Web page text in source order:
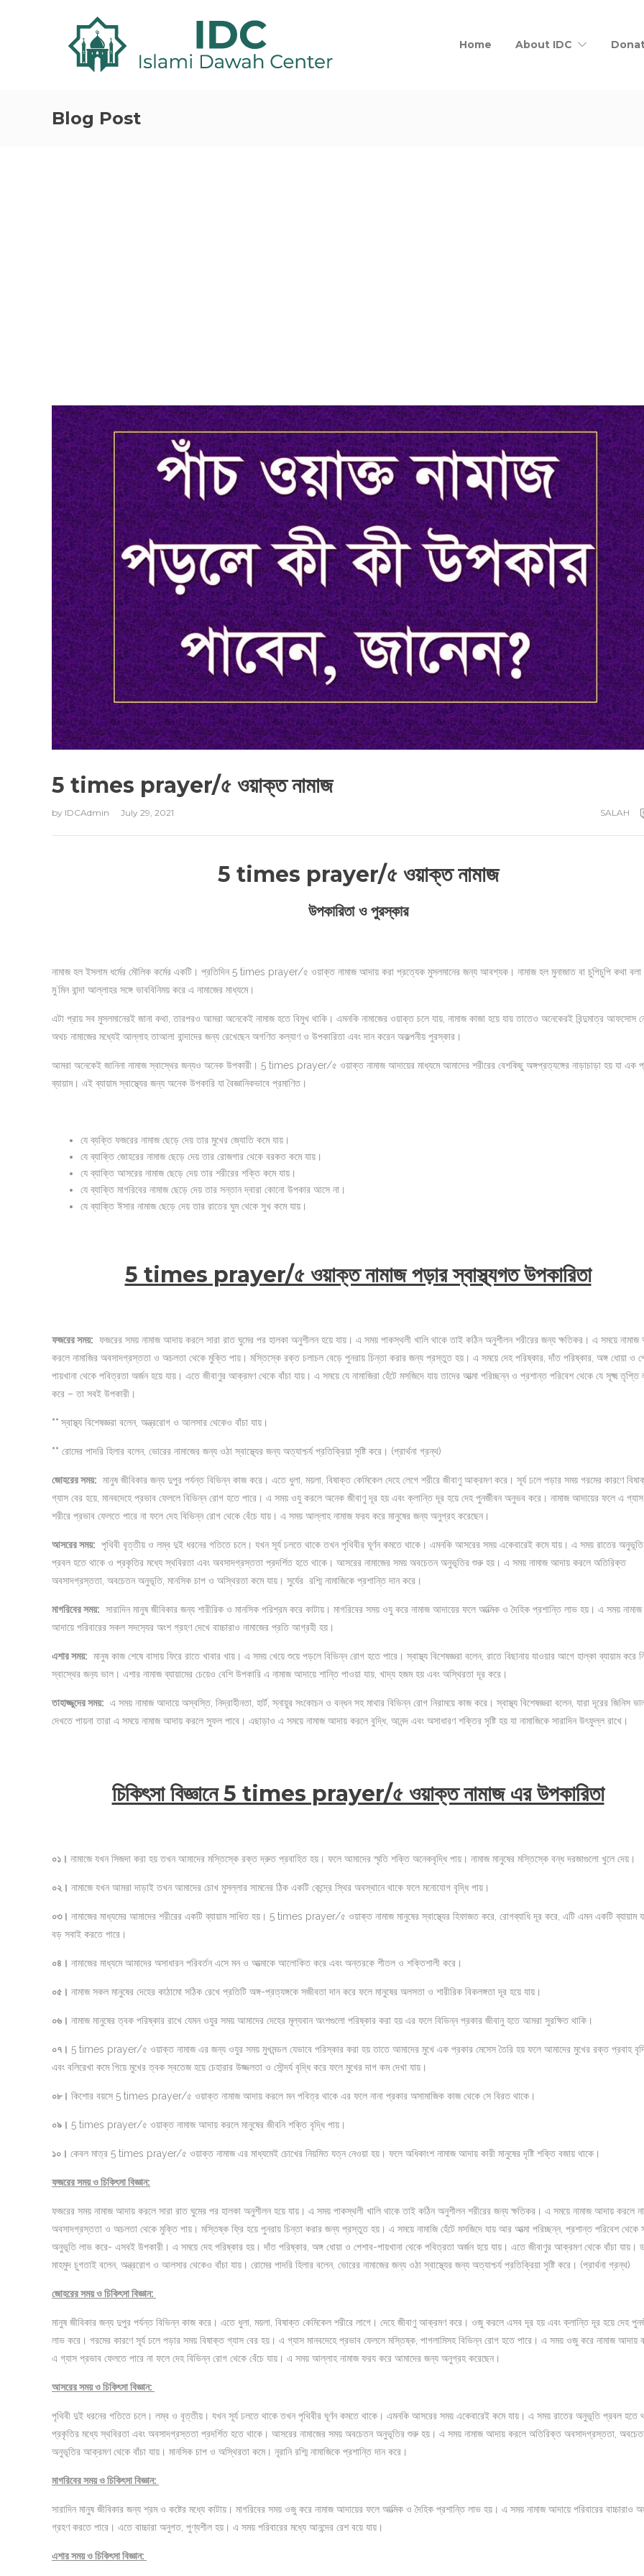
Home About IDC
Blog Post
5 times prayer/৫ ওয়াক্ত নামাজ
by IDCAdmin July 29, 2021 SALAH
5 times prayer/৫ ওয়াক্ত নামাজ
উপকারিতা ও পুরস্কার
নামাজ হল ইসলাম ধর্মের মৌলিক কর্মের একটি। প্রতিদিন 5 times prayer/৫ ওয়াক্ত নামাজ আদায় করা প্রত্যেক মুসলমানের জন্য আবশ্যক। নামাজ হল মুনাজাত বা চুপিচুপি কথা
মু`মিন বান্দা আল্লাহর সঙ্গে ভাববিনিময় করে এ নামাজের মাধ্যমে।
এটা প্রায় সব মুসলমানেরই জানা কথা, তারপরও আমরা অনেকেই নামাজ হতে বিমুখ থাকি। এমনকি নামাজের ওয়াক্ত চলে যায়, নামাজ কাজা হয়ে যায় তাতেও অনেকেরই বিন্দুমাত্র আফসোস
অথচ নামাজের মধ্যেই আল্লাহ তাআলা বান্দাদের জন্য রেখেছেন অগণিত কল্যাণ ও উপকারিতা এবং দান করেন অকল্পনীয় পুরস্কার।
আমরা অনেকেই জানিনা নামাজ স্বাস্থের জন্যও অনেক উপকারী। 5 times prayer/৫ ওয়াক্ত নামাজ আদায়ের মাধ্যমে আমাদের শরীরের বেশকিছু অঙ্গপ্রত্যঙ্গের নাড়াচাড়া হয় যা এক
ব্যায়াম। এই ব্যায়াম স্বাস্থ্যের জন্য অনেক উপকারি যা বৈজ্ঞানিকভাবে প্রমাণিত।
যে ব্যক্তি ফজরের নামাজ ছেড়ে দেয় তার মুখের জ্যোতি কমে যায়।
যে ব্যাক্তি জোহরের নামাজ ছেড়ে দেয় তার রোজগার থেকে বরকত কমে যায়।
যে ব্যাক্তি আসরের নামাজ ছেড়ে দেয় তার শরীরের শক্তি কমে যায়।
যে ব্যাক্তি মাগরিবের নামাজ ছেড়ে দেয় তার সন্তান দ্বারা কোনো উপকার আসে না।
যে ব্যাক্তি ঈসার নামাজ ছেড়ে দেয় তার রাতের ঘুম থেকে সুখ কমে যায়।
5 times prayer/৫ ওয়াক্ত নামাজ পড়ার স্বাস্থ্যগত উপকারিতা
ফজরের সময়: ফজরের সময় নামাজ আদায় করলে সারা রাত ঘুমের পর হালকা অনুশীলন হয়ে যায়। এ সময় পাকস্থলী খালি থাকে তাই কঠিন অনুশীলন শরীরের জন্য ক্ষতিকর। এ সময়ে নামাজ
করলে নামাজির অবসাদগ্রস্ততা ও অচলতা থেকে মুক্তি পায়। মস্তিস্কে রক্ত চলাচল বেড়ে পুনরায় চিন্তা করার জন্য প্রস্তুত হয়। এ সময়ে দেহ পরিষ্কার, দাঁত পরিষ্কার, অঙ্গ ধোয়া ও
পায়খানা থেকে পবিত্রতা অর্জন হয়ে যায়। এতে জীবাণুর আক্রমণ থেকে বাঁচা যায়। এ সময়ে যে নামাজিরা হেঁটে মসজিদে যায় তাদের আত্মা পরিচ্ছন্ন ও প্রশান্ত পরিবেশ থেকে যে সূক্ষ্ম তৃপ্তি
করে – তা সবই উপকারী।
** স্বাস্থ্য বিশেষজ্ঞরা বলেন, অন্ত্ররোগ ও আলসার থেকেও বাঁচা যায়।
** রোমের পাদরি হিলার বলেন, ভোরের নামাজের জন্য ওঠা স্বাস্থ্যের জন্য অত্যাশ্চর্য প্রতিক্রিয়া সৃষ্টি করে। (প্রার্থনা গ্রন্থ)
জোহরের সময়: মানুষ জীবিকার জন্য দুপুর পর্যন্ত বিভিন্ন কাজ করে। এতে ধুলা, ময়লা, বিষাক্ত কেমিকেল দেহে লেগে শরীরে জীবাণু আক্রমণ করে। সূর্য ঢলে পড়ার সময় গরমের কারণে
গ্যাস বের হয়ে, মানবদেহে প্রভাব ফেললে বিভিন্ন রোগ হতে পারে। এ সময় ওযু করলে অনেক জীবাণু দূর হয় এবং ক্লান্তি দূর হয়ে দেহ পুনর্জীবন অনুভব করে। নামাজ আদায়ের ফলে এ গ্যাস
শরীরে প্রভাব ফেলতে পারে না ফলে দেহ বিভিন্ন রোগ থেকে বেঁচে যায়। এ সময় আল্লাহ নামাজ ফরয করে মানুষের জন্য অনুগ্রহ করেছেন।
আসরের সময়: পৃথিবী বৃত্তীয় ও লম্ব দুই ধরনের গতিতে চলে। যখন সূর্য ঢলতে থাকে তখন পৃথিবীর ঘূর্ণন কমতে থাকে। এমনকি আসরের সময় একেবারেই কমে যায়। এ সময় রাতের অনুভূতি
প্রবল হতে থাকে ও প্রকৃতির মধ্যে স্থবিরতা এবং অবসাদগ্রস্ততা প্রদর্শিত হতে থাকে। আসরের নামাজের সময় অবচেতন অনুভূতির শুরু হয়। এ সময় নামাজ আদায় করলে অতিরিক্ত
অবসাদগ্রস্ততা, অবচেতন অনুভূতি, মানসিক চাপ ও অস্থিরতা কমে যায়। সুর্যের রশ্মি নামাজিকে প্রশান্তি দান করে।
মাগরিবের সময়: সারাদিন মানুষ জীবিকার জন্য শারীরিক ও মানসিক পরিশ্রম করে কাটায়। মাগরিবের সময় ওযু করে নামাজ আদায়ের ফলে আত্মিক ও দৈহিক প্রশান্তি লাভ হয়। এ সময় নামাজ
আদায়ে পরিবারের সকল সদস‌্যের অংশ গ্রহণ দেখে বাচ্চারাও নামাজের প্রতি আগ্রহী হয়।
এশার সময়: মানুষ কাজ শেষে বাসায় ফিরে রাতে খাবার খায়। এ সময় খেয়ে শুয়ে পড়লে বিভিন্ন রোগ হতে পারে। স্বাস্থ্য বিশেষজ্ঞরা বলেন, রাতে বিছানায় যাওয়ার আগে হাল্কা ব্যায়াম করে
স্বাস্থের জন‌্য ভাল। এশার নামাজ ব্যায়ামের চেয়েও বেশি উপকারি এ নামাজ আদায়ে শান্তি পাওয়া যায়, খাদ্য হজম হয় এবং অস্থিরতা দূর করে।
তাহাজ্জুদের সময়: এ সময় নামাজ আদায়ে অস্বস্তি, নিদ্রাহীনতা, হার্ট, স্নায়ুর সংকোচন ও বন্ধন সহ মাথার বিভিন্ন রোগ নিরাময়ে কাজ করে। স্বাস্থ্য বিশেষজ্ঞরা বলেন, যারা দূরের জিনিস
দেখতে পায়না তারা এ সময়ে নামাজ আদায় করলে সুফল পাবে। এছাড়াও এ সময়ে নামাজ আদায় করলে বুদ্ধি, আনন্দ এবং অসাধারণ শক্তির সৃষ্টি হয় যা নামাজিকে সারাদিন উৎফুল্ল রাখে।
চিকিৎসা বিজ্ঞানে 5 times prayer/৫ ওয়াক্ত নামাজ এর উপকারিতা
০১। নামাজে যখন সিজদা করা হয় তখন আমাদের মস্তিস্কে রক্ত দ্রুত প্রবাহিত হয়। ফলে আমাদের স্মৃতি শক্তি অনেকবৃদ্ধি পায়। নামাজ মানুষের মস্তিস্কে বন্ধ দরজাগুলো খুলে দেয়।
০২। নামাজে যখন আমরা দাড়াই তখন আমাদের চোখ মুসল্লার সামনের ঠিক একটি কেন্দ্রে স্থির অবস্থানে থাকে ফলে মনোযোগ বৃদ্ধি পায়।
০৩। নামাজের মাধ্যমের আমাদের শরীরের একটি ব্যায়াম সাধিত হয়। 5 times prayer/৫ ওয়াক্ত নামাজ মানুষের স্বাস্থ্যের হিফাজত করে, রোগব্যাধি দূর করে, এটি এমন একটি ব্যায়াম
বড় সবাই করতে পারে।
০৪। নামাজের মাধ্যমে আমাদের অসাধারন পরিবর্তন এসে মন ও আত্মাকে আলোকিত করে এবং অন্তরকে শীতল ও শক্তিশালী করে।
০৫। নামাজ সকল মানুষের দেহের কাঠামো সঠিক রেখে প্রতিটি অঙ্গ-প্রত্যঙ্গকে সজীবতা দান করে ফলে মানুষের অলসতা ও শারীরিক বিকলঙ্গতা দূর হয়ে যায়।
০৬। নামাজ মানুষের ত্বক পরিষ্কার রাখে যেমন ওযুর সময় আমাদের দেহের মূল্যবান অংশগুলো পরিষ্কার করা হয় এর ফলে বিভিন্ন প্রকার জীবানু হতে আমরা সুরক্ষিত থাকি।
০৭। 5 times prayer/৫ ওয়াক্ত নামাজ এর জন্য ওযুর সময় মুখমন্ডল যেভাবে পরিস্কার করা হয় তাতে আমাদের মুখে এক প্রকার মেসেস তৈরি হয় ফলে আমাদের মুখের রক্ত প্রবাহ
এবং বলিরেখা কমে গিয়ে মুখের ত্বক স্বতেজ হয়ে চেহারার উজ্জলতা ও সৌন্দর্য বৃদ্ধি করে ফলে মুখের দাগ কম দেখা যায়।
০৮। কিশোর বয়সে 5 times prayer/৫ ওয়াক্ত নামাজ আদায় করলে মন পবিত্র থাকে এর ফলে নানা প্রকার অসামাজিক কাজ থেকে সে বিরত থাকে।
০৯ । 5 times prayer/৫ ওয়াক্ত নামাজ আদায় করলে মানুষের জীবনি শক্তি বৃদ্ধি পায়।
১০ । কেবল মাত্র 5 times prayer/৫ ওয়াক্ত নামাজ এর মাধ্যমেই চোখের নিয়মিত যত্ন নেওয়া হয়। ফলে অধিকাংশ নামাজ আদায় কারী মানুষের দৃষ্টি শক্তি বজায় থাকে।
ফজরের সময় ও চিকিৎসা বিজ্ঞান:
ফজরের সময় নামাজ আদায় করলে সারা রাত ঘুমের পর হালকা অনুশীলন হয়ে যায়। এ সময় পাকস্থলী খালি থাকে তাই কঠিন অনুশীলন শরীরের জন্য ক্ষতিকর। এ সময়ে নামাজ আদায় করলে
অবসাদগ্রস্ততা ও অচলতা থেকে মুক্তি পায়। মস্তিষ্ক ফ্রি হয়ে পুনরায় চিন্তা করার জন্য প্রস্তুত হয়। এ সময়ে নামাজি হেঁটে মসজিদে যায় আর আত্মা পরিচ্ছন্ন, প্রশান্ত পরিবেশ থেকে
অনুভূতি লাভ করে- এসবই উপকারী। এ সময়ে দেহ পরিষ্কার হয়। দাঁত পরিষ্কার, অঙ্গ ধোয়া ও পেশাব-পায়খানা থেকে পবিত্রতা অর্জন হয়ে যায়। এতে জীবাণুর আক্রমণ থেকে বাঁচা যায়।
মাহমুদ চুগতাই বলেন, অন্ত্ররোগ ও আলসার থেকেও বাঁচা যায়। রোমের পাদরি হিলার বলেন, ভোরের নামাজের জন্য ওঠা স্বাস্থ্যের জন্য অত্যাশ্চর্য প্রতিক্রিয়া সৃষ্টি করে। (প্রার্থনা গ্রন্থ)
জোহরের সময় ও চিকিৎসা বিজ্ঞান:
মানুষ জীবিকার জন্য দুপুর পর্যন্ত বিভিন্ন কাজ করে। এতে ধুলা, ময়লা, বিষাক্ত কেমিকেল শরীরে লাগে। দেহে জীবাণু আক্রমণ করে। ওজু করলে এসব দূর হয় এবং ক্লান্তি দূর হয়ে দেহ
লাভ করে। গরমের কারণে সূর্য ঢলে পড়ার সময় বিষাক্ত গ্যাস বের হয়। এ গ্যাস মানবদেহে প্রভাব ফেললে মস্তিষ্ক, পাগলামিসহ বিভিন্ন রোগ হতে পারে। এ সময় ওজু করে নামাজ আদায়
এ গ্যাস প্রভাব ফেলতে পারে না ফলে দেহ বিভিন্ন রোগ থেকে বেঁচে যায়। এ সময় আল্লাহ নামাজ ফরয করে আমাদের জন্য অনুগ্রহ করেছেন।
আসরের সময় ও চিকিৎসা বিজ্ঞান:
পৃথিবী দুই ধরনের গতিতে চলে। লম্ব ও বৃত্তীয়। যখন সূর্য ঢলতে থাকে তখন পৃথিবীর ঘূর্ণন কমতে থাকে। এমনকি আসরের সময় একেবারেই কমে যায়। এ সময় রাতের অনুভূতি প্রবল হতে
প্রকৃতির মধ্যে স্থবিরতা এবং অবসাদগ্রস্ততা প্রদর্শিত হতে থাকে। আসরের নামাজের সময় অবচেতন অনুভূতির শুরু হয়। এ সময় নামাজ আদায় করলে অতিরিক্ত অবসাদগ্রস্ততা,
অনুভূতির আক্রমণ থেকে বাঁচা যায়। মানসিক চাপ ও অস্থিরতা কমে। নূরানি রশ্মি নামাজিকে প্রশান্তি দান করে।
মাগরিবের সময় ও চিকিৎসা বিজ্ঞান:
সারাদিন মানুষ জীবিকার জন্য শ্রম ও কষ্টের মধ্যে কাটায়। মাগরিবের সময় ওজু করে নামাজ আদায়ের ফলে আত্মিক ও দৈহিক প্রশান্তি লাভ হয়। এ সময় নামাজ আদায়ে পরিবারের বাচ্চারাও
গ্রহণ করতে পারে। এতে বাচ্চারা অনুগত, পুণ্যশীল হয়। এ সময় পরিবারের মধ্যে আনন্দের রেশ বয়ে যায়।
এশার সময় ও চিকিৎসা বিজ্ঞান: